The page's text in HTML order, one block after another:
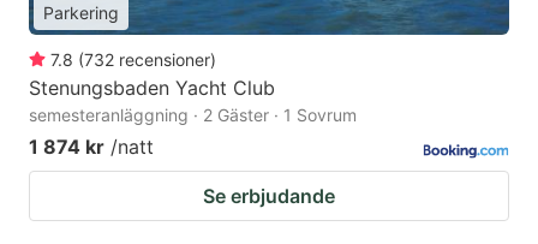
Parkering
7.8 (732 recensioner)
Stenungsbaden Yacht Club
semesteranläggning · 2 Gäster · 1 Sovrum
1 874 kr /natt
Se erbjudande